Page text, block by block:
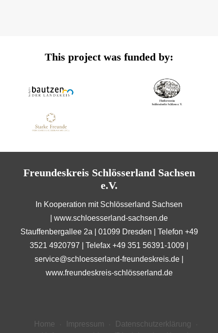
This project was funded by:
Freundeskreis Schlösserland Sachsen
e.V.
In Kooperation mit Schlösserland Sachsen
www.schloesserland-sachsen.de
Stauffenbergallee 2a | 01099 Dresden | Telefon +49
3521 4920797 | Telefax +49 351 56391-1009 |
service@schloesserland-freundeskreis.de
www.freundeskreis-schlösserland.de
Home Impressum
Datenschutzerklärung